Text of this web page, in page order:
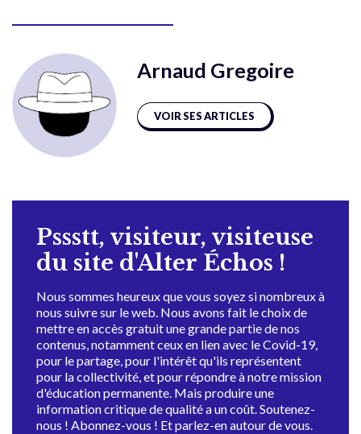
Arnaud Gregoire
VOIR SES ARTICLES
Pssstt, visiteur, visiteuse
du site d'Alter Échos !
Nous sommes heureux que vous soyez si nombreux à
nous suivre sur le web. Nous avons fait le choix de
mettre en accès gratuit une grande partie de nos
contenus, notamment ceux en lien avec le Covid-19,
pour le partage, pour l'intérêt qu'ils représentent
pour la collectivité, et pour répondre à notre mission
d'éducation permanente. Mais produire une
information critique de qualité a un coût. Soutenez-
nous ! Abonnez-vous ! Et parlez-en autour de vous.